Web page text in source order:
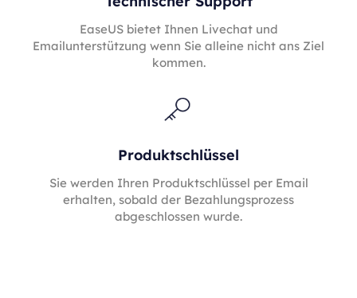
EaseUS bietet Ihnen Livechat und
Emailunterstützung wenn Sie alleine nicht ans Ziel
kommen.
Produktschlüssel
Sie werden Ihren Produktschlüssel per Email
erhalten, sobald der Bezahlungsprozess
abgeschlossen wurde.